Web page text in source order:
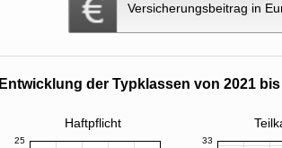
Versicherungsbeitrag in
Entwicklung der Typklassen von 2021 bis
Haftpflicht
25 33